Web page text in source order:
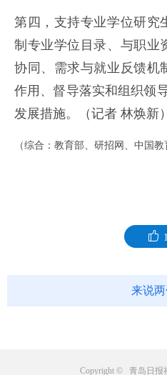
第四，支持专业学位研究
制专业学位目录、与职业
协同、需求与就业反馈机
作用、督导落实和组织领
发展措施。（记者 林焕新）
（综合：教育部、研招网、中国教
来说
Copyright © 青岛日报